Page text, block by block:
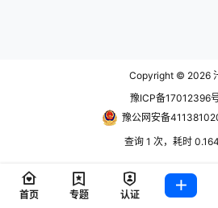
Copyright © 2026
豫ICP备17012396
豫公网安备
查询 1 次，耗时
首页 专题 认证